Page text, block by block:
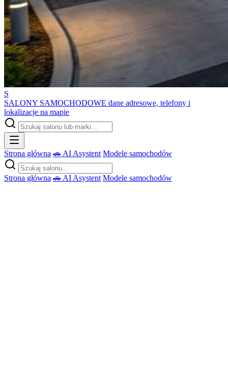
S
SALONY SAMOCHODOWE dane adresowe, telefony i
lokalizacje na mapie
Strona główna 🚗 AI Asystent Modele samochodów
Strona główna 🚗 AI Asystent Modele samochodów